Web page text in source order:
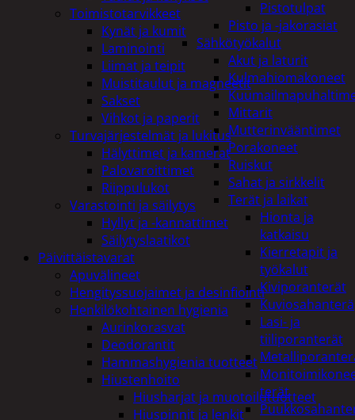
Pistotulpat
Pisto ja -jakorasiat
Sähkötyökalut
Akut ja laturit
Kulmahiomakoneet
Mittarit
Mutterinvääntimet
Porakoneet
Ruiskut
Sahat ja sirkkelit
Terät ja laikat
Hionta ja
katkaisu
Kierretapit ja
työkalut
Kiviporanterät
Kuviosahanterä
Lasi- ja
tiiliporanterät
terät
Toimistotarvikkeet
Kynät ja kumit
Laminointi
Liimat ja teipit
Muistitaulut ja magneetit
Sakset
Vihkot ja paperit
Turvajärjestelmät ja lukitus
Hälyttimet ja kamerat
Palovaroittimet
Riippulukot
Varastointi ja säilytys
Hyllyt ja -kannattimet
Säilytyslaatikot
Päivittäistavarat
Apuvälineet
Hengityssuojaimet ja desinfiointi
Henkilökohtainen hygienia
Aurinkorasvat
Deodorantit
Hammashygienia tuotteet
Hiustenhoito
Hiusharjat ja muotoilutuotteet
Hiuspinnit ja lenkit